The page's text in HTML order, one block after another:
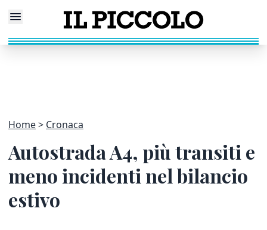
Home Cronaca
Autostrada A4, più transiti e
meno incidenti nel bilancio
estivo